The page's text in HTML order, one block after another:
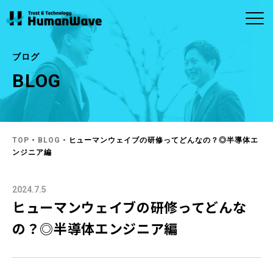
ヒューマンウェイブについ
MORE
ン
事業内容 MORE
半導体 ビルメンテナンス
アウトソーシン
紹介
システム・ソフト
ウェア開発
CONTACT お問い合わせ
お問い合わせ
商品のお問い合わ
ブログ
BLOG
TOP - BLOG - ヒューマンウェイブの研修ってどんなの？◎半導体エ
ンジニア編
2024.7.5
ヒューマンウェイブの研修ってどんな
の？◎半導体エンジニア編